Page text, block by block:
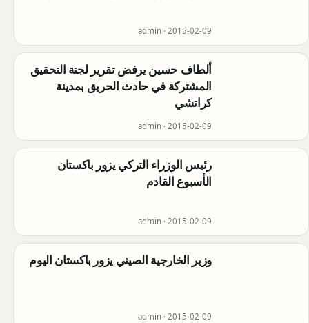
admin · 2015-02-09
ألطاف حسين يرفض تقرير لجنة التحقيق
المشتركة في حادث الحريق بمدينة
كراتشي
admin · 2015-02-09
رئيس الوزراء التركي يزور باكستان
الأسبوع القادم
admin · 2015-02-09
وزير الخارجية الصيني يزور باكستان اليوم
admin · 2015-02-09